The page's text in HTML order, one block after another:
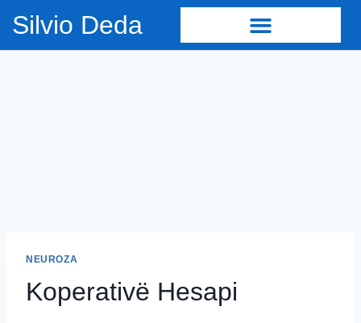
Silvio Deda
NEUROZA
Koperativë Hesapi